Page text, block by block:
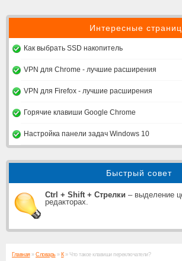
Интересные
Как выбрать SSD накопитель
VPN для Chrome - лучшие расширения
VPN для Firefox - лучшие расширения
Горячие клавиши Google Chrome
Настройка панели задач Windows 10
Быстрый совет
Ctrl + Shift + Стрелки – выделение
редакторах.
Главная» Словарь» К» Что такое клавиши переключатели?